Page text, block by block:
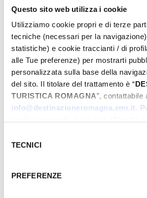
Questo sito web utilizza i cookie
Utilizziamo cookie propri e di terze
tecniche (necessari per la
statistiche) e cookie traccianti / di
alle Tue preferenze) per mostrarti
personalizzata sulla base della
del sito. Il titolare del trattamento è “
TURISTICA ROMAGNA”, contattabile
info@destinazioneromagna.emr.it.
gestire le tue preferenze facendo clic su
Qualora acconsenti a tutti i cookie i
attualmente non fornisce garanzie
delTECNICI
PREFERENZE
TURISTICA
+39 0541 343808
iat@comune.bellaria-igea-
Comune di Bellaria
Fiesta! Music & Food
Bell'Italia